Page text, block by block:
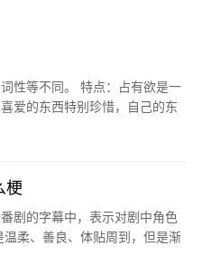
性等不同。 特点：占有欲是一
爱的东西特别珍惜，自己的东
梗
剧的字幕中，表示对剧中角色
柔、善良、体贴周到，但是渐